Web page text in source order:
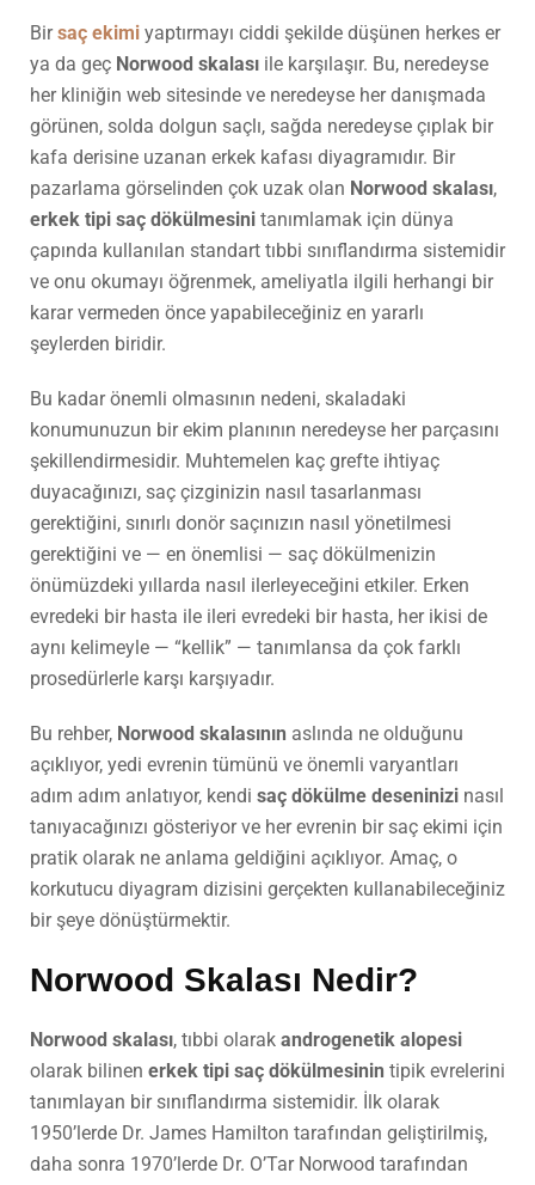
Birsaç ekimi yaptırmayı ciddi şekilde düşünen herkes er
ya da geç Norwood skalası ile karşılaşır. Bu, neredeyse
her kliniğin web sitesinde ve neredeyse her danışmada
görünen, solda dolgun saçlı, sağda neredeyse çıplak bir
kafa derisine uzanan erkek kafası diyagramıdır. Bir
pazarlama görselinden çok uzak olan Norwood skalası,
erkek tipi saç dökülmesini tanımlamak için dünya
çapında kullanılan standart tıbbi sınıflandırma sistemidir
ve onu okumayı öğrenmek, ameliyatla ilgili herhangi bir
karar vermeden önce yapabileceğiniz en yararlı
şeylerden biridir.
Bu kadar önemli olmasının nedeni, skaladaki
konumunuzun bir ekim planının neredeyse her parçasını
şekillendirmesidir. Muhtemelen kaç grefte ihtiyaç
duyacağınızı, saç çizginizin nasıl tasarlanması
gerektiğini, sınırlı donör saçınızın nasıl yönetilmesi
gerektiğini ve — en önemlisi — saç dökülmenizin
önümüzdeki yıllarda nasıl ilerleyeceğini etkiler. Erken
evredeki bir hasta ile ileri evredeki bir hasta, her ikisi de
aynı kelimeyle — “kellik” — tanımlansa da çok farklı
prosedürlerle karşı karşıyadır.
Bu rehber, Norwood skalasının aslında ne olduğunu
açıklıyor, yedi evrenin tümünü ve önemli varyantları
adım adım anlatıyor, kendi saç dökülme deseninizi nasıl
tanıyacağınızı gösteriyor ve her evrenin bir saç ekimi için
pratik olarak ne anlama geldiğini açıklıyor. Amaç, o
korkutucu diyagram dizisini gerçekten kullanabileceğiniz
bir şeye dönüştürmektir.
Norwood Skalası Nedir?
Norwood skalası, tıbbi olarak androgenetik alopesi
olarak bilinen erkek tipi saç dökülmesinin tipik evrelerini
tanımlayan bir sınıflandırma sistemidir. İlk olarak
1950’lerde Dr. James Hamilton tarafından geliştirilmiş,
daha sonra 1970’lerde Dr. O’Tar Norwood tarafından